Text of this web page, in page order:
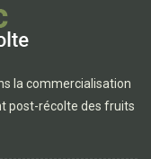
la commercialisation
post-récolte des fruits